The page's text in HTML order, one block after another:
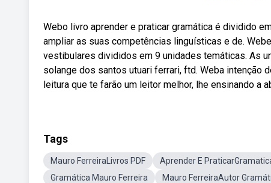
Webo livro aprender e praticar gramática é dividido
ampliar as suas competências linguísticas e de.
vestibulares divididos em 9 unidades temáticas. As
solange dos santos utuari ferrari, ftd. Weba intenção
leitura que te farão um leitor melhor, lhe ensinando a
Tags
Mauro FerreiraLivros PDF Aprender E
Gramática Mauro Ferreira
Mauro FerreiraAutor